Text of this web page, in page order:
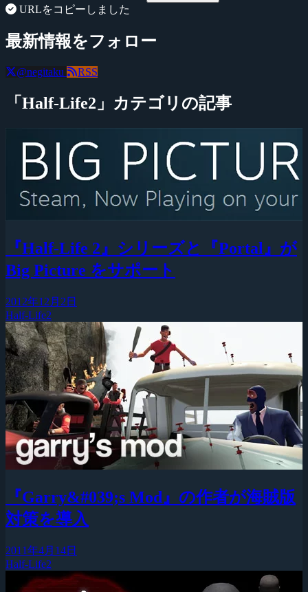
URLをコピーしました
最新情報をフォロー
@negitaku RSS
「Half-Life2」カテゴリの記事
『Half-Life 2』シリーズと『Portal』が
Big Picture をサポート
2012年12月2日
Half-Life2
『Garry&#039;s Mod』の作者が海賊版
対策を導入
2011年4月14日
Half-Life2